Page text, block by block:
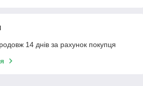
14 днів за рахунок покупця